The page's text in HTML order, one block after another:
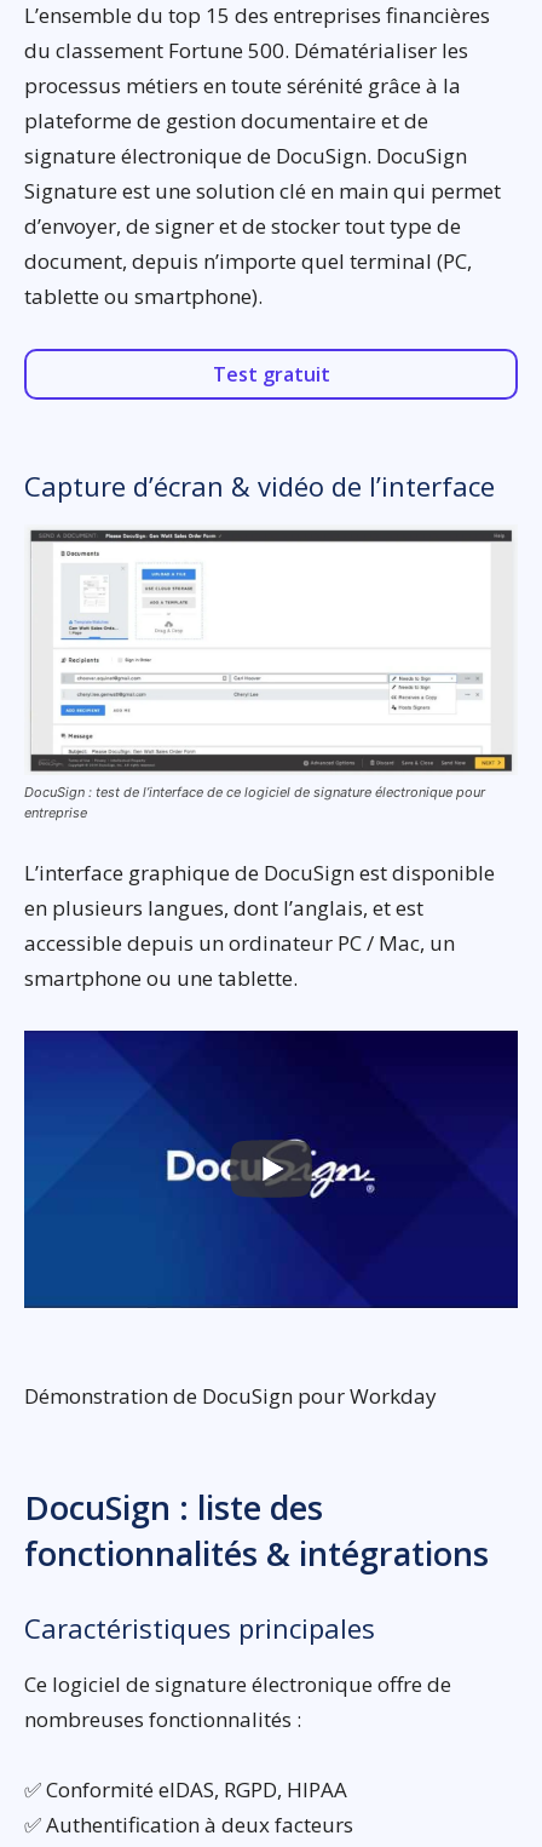
L’ensemble du top 15 des entreprises financières
du classement Fortune 500. Dématérialiser les
processus métiers en toute sérénité grâce à la
plateforme de gestion documentaire et de
signature électronique de DocuSign. DocuSign
Signature est une solution clé en main qui permet
d’envoyer, de signer et de stocker tout type de
document, depuis n’importe quel terminal (PC,
tablette ou smartphone).
Test gratuit
Capture d’écran & vidéo de l’interface
DocuSign : test de l’interface de ce logiciel de signature électronique pour
entreprise
L’interface graphique de DocuSign est disponible
en plusieurs langues, dont l’anglais, et est
accessible depuis un ordinateur PC / Mac, un
smartphone ou une tablette.
Démonstration de DocuSign pour Workday
DocuSign : liste des
fonctionnalités & intégrations
Caractéristiques principales
Ce logiciel de signature électronique offre de
nombreuses fonctionnalités :
✅ Conformité eIDAS, RGPD, HIPAA
✅ Authentification à deux facteurs